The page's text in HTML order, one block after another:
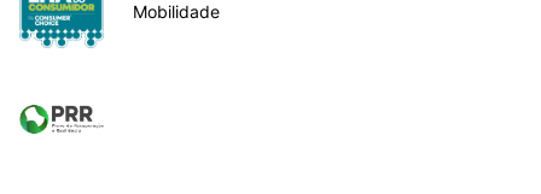
Mobilidade